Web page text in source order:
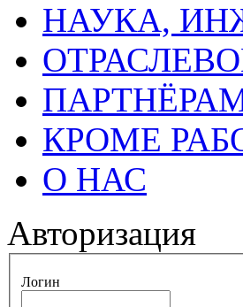
НАУКА,
КРОМЕ
О НАС
Авторизация
Логин